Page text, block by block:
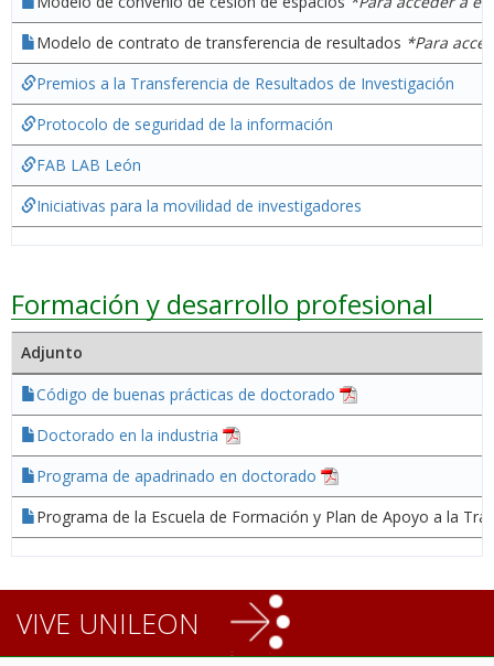
Modelo de contrato de transferencia de resultados *Para
Premios a la Transferencia de Resultados de Investigación
Protocolo de seguridad de la información
FAB LAB León
Iniciativas para la movilidad de investigadores
Formación y desarrollo profesional
Adjunto
Código de buenas prácticas de doctorado
Doctorado en la industria
Programa de apadrinado en doctorado
Programa de la Escuela de Formación y Plan de Apoyo a la
VIVE UNILEON